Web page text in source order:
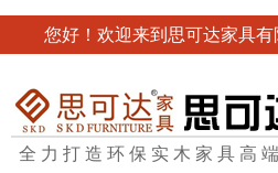
您好！欢迎来到思可达家具有
全力打造环保实木家具高